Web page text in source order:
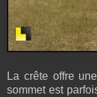
La crête offre
sommet est